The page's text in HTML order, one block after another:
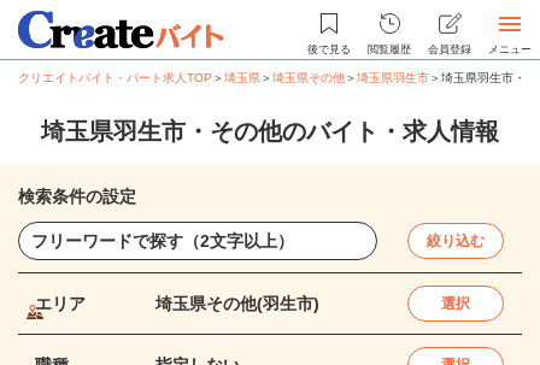
後で見る 閲覧履歴 会員登録 メニュー
クリエイトバイト・パート求人TOP ＞埼玉県＞埼玉県その他＞埼玉県羽生市＞埼玉県羽生市・
埼玉県羽生市・その他のバイト・求人情報
検索条件の設定
絞り込む
エリア 埼玉県その他(羽生市) 選択